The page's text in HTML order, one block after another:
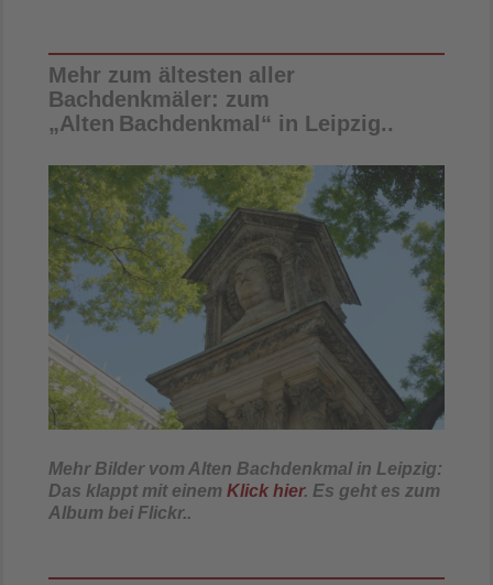
Mehr zum ältesten aller
Bachdenkmäler: zum
„Alten Bachdenkmal“ in Leipzig..
Mehr Bilder vom Alten Bachdenkmal in Leipzig:
Das klappt mit einem Klick hier. Es geht es zum
Album bei Flickr..